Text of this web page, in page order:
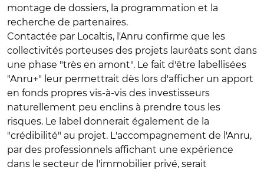
montage de dossiers, la programmation et la
recherche de partenaires.
Contactée par Localtis, l'Anru confirme que les
collectivités porteuses des projets lauréats sont dans
une phase "très en amont". Le fait d'être labellisées
"Anru+" leur permettrait dès lors d'afficher un apport
en fonds propres vis-à-vis des investisseurs
naturellement peu enclins à prendre tous les
risques. Le label donnerait également de la
"crédibilité" au projet. L'accompagnement de l'Anru,
par des professionnels affichant une expérience
dans le secteur de l'immobilier privé, serait